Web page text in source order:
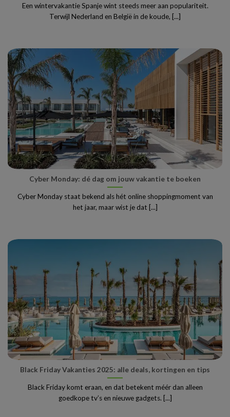
Een wintervakantie Spanje wint steeds meer aan populariteit.
Terwijl Nederland en België in de koude, [...]
Cyber Monday: dé dag om jouw vakantie te boeken
Cyber Monday staat bekend als hét online shoppingmoment van
het jaar, maar wist je dat [...]
Black Friday Vakanties 2025: alle deals, kortingen en tips
Black Friday komt eraan, en dat betekent méér dan alleen
goedkope tv’s en nieuwe gadgets. [...]